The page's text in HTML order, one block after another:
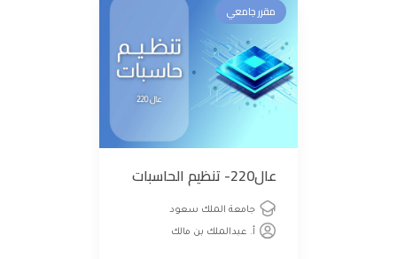
مقرر جامعي
عال220- تنظيم الحاسبات
جامعة الملك سعود
أ. عبدالملك بن مالك